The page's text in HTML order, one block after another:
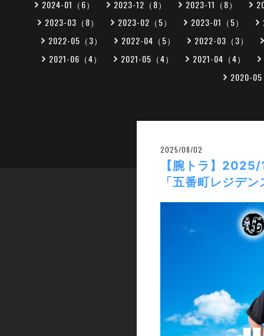
2024-01（6）
2023-12（8） 2023-11（8）
2023-03（8）
2023-02（5） 2023-01（5）
2022-05（3）
2022-04（5）
2022-03（3）
2021-06（4）
2021-05（4）
2021-04（4）
2020-
2025/08/02
【腕トラ】
「五番町レジデ